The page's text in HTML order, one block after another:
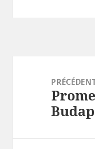
l’articleArticle